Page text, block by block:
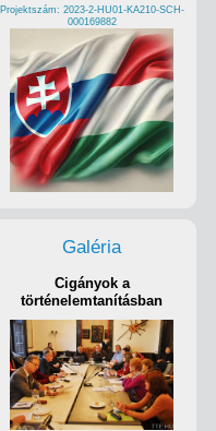
Projektszám: 2023-2-HU01-KA210-SCH-
000169882
Galéria
Cigányok a
történelemtanításban